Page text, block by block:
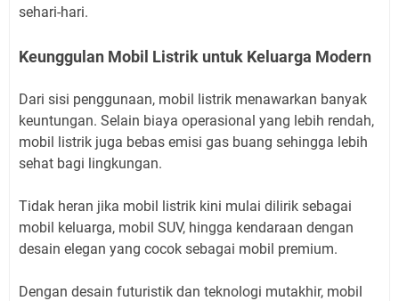
sehari-hari.
Keunggulan Mobil Listrik untuk Keluarga Modern
Dari sisi penggunaan, mobil listrik menawarkan banyak
keuntungan. Selain biaya operasional yang lebih rendah,
mobil listrik juga bebas emisi gas buang sehingga lebih
sehat bagi lingkungan.
Tidak heran jika mobil listrik kini mulai dilirik sebagai
mobil keluarga, mobil SUV, hingga kendaraan dengan
desain elegan yang cocok sebagai mobil premium.
Dengan desain futuristik dan teknologi mutakhir, mobil